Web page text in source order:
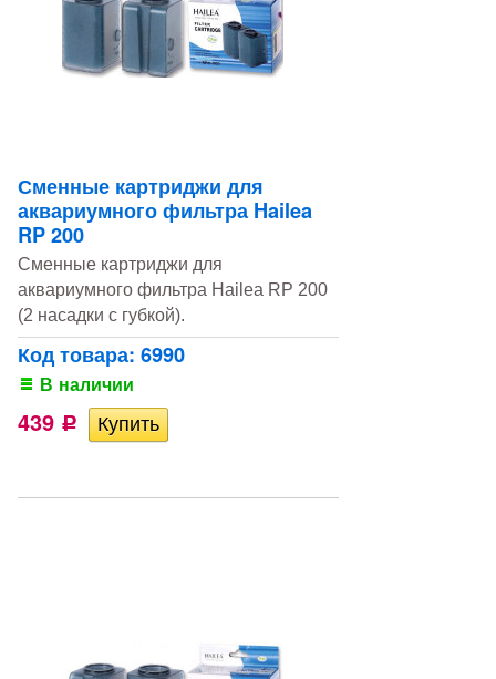
Сменные картриджи для
аквариумного фильтра Hailea
RP 200
Сменные картриджи для
аквариумного фильтра Hailea RP 200
(2 насадки с губкой).
Код товара: 6990
В наличии
439 Р